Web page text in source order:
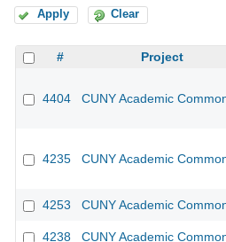
Apply Clear
# Project
4404 CUNY Academic
4235 CUNY Academic
4253 CUNY Academic
4238 CUNY Academic